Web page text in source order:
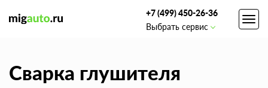
+7 (499) 450-26-36
Выбрать сервис
Сварка глушителя